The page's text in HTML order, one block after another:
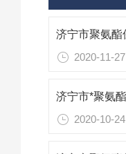
2020-11-27
2020-10-24